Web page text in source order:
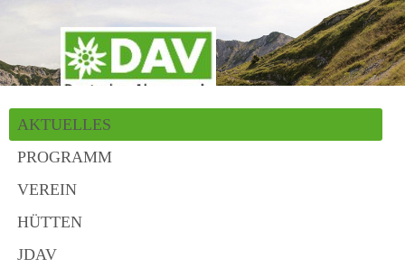
AKTUELLES
PROGRAMM
VEREIN
HÜTTEN
JDAV